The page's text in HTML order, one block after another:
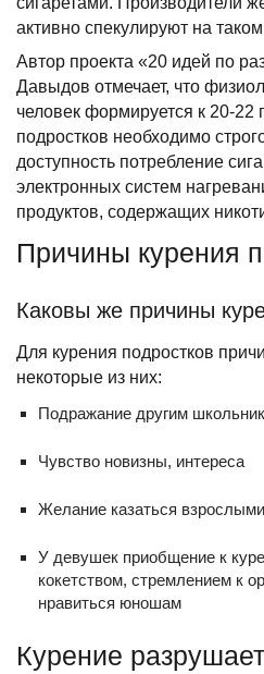
активно спекулируют на
Автор проекта «20 идей по
Давыдов отмечает, что
человек формируется к 20-22
подростков необходимо
доступность потребление
электронных систем
продуктов, содержащих
Причины курения
Каковы же причины
Для курения подростков
некоторые из них:
Подражание другим
Чувство новизны, интереса
Желание казаться
У девушек приобщение к
кокетством, стремлением к
нравиться юношам
Курение